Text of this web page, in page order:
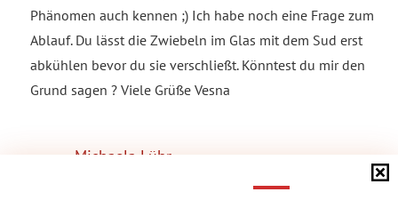
Phänomen auch kennen ;) Ich habe noch eine Frage zum
Ablauf. Du lässt die Zwiebeln im Glas mit dem Sud erst
abkühlen bevor du sie verschließt. Könntest du mir den
Grund sagen ? Viele Grüße Vesna
Michaela Lühr
Reply